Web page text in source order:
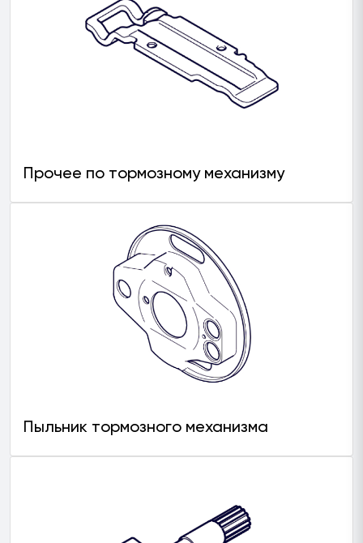
Прочее по тормозному механизму
Пыльник тормозного механизма